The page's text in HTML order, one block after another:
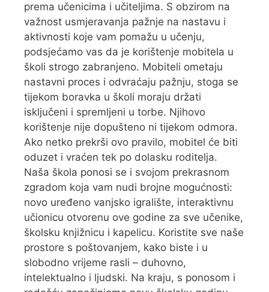
prema učenicima i učiteljima. S obzirom na
važnost usmjeravanja pažnje na nastavu i
aktivnosti koje vam pomažu u učenju,
podsjećamo vas da je korištenje mobitela u
školi strogo zabranjeno. Mobiteli ometaju
nastavni proces i odvraćaju pažnju, stoga se
tijekom boravka u školi moraju držati
isključeni i spremljeni u torbe. Njihovo
korištenje nije dopušteno ni tijekom odmora.
Ako netko prekrši ovo pravilo, mobitel će biti
oduzet i vraćen tek po dolasku roditelja.
Naša škola ponosi se i svojom prekrasnom
zgradom koja vam nudi brojne mogućnosti:
novo uređeno vanjsko igralište, interaktivnu
učionicu otvorenu ove godine za sve učenike,
školsku knjižnicu i kapelicu. Koristite sve naše
prostore s poštovanjem, kako biste i u
slobodno vrijeme rasli – duhovno,
intelektualno i ljudski. Na kraju, s ponosom i